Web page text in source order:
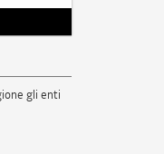
gli enti